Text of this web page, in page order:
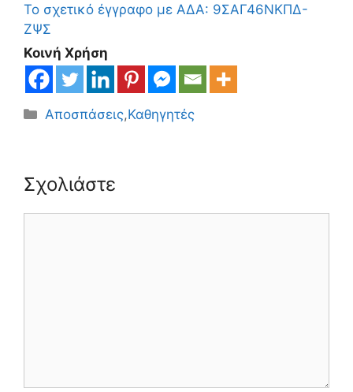
Το σχετικό έγγραφο με ΑΔΑ: 9ΣΑΓ46ΝΚΠΔ-
ΖΨΣ
Κοινή Χρήση
Κατηγορίες
Αποσπάσεις,Καθηγητές
Σχολιάστε